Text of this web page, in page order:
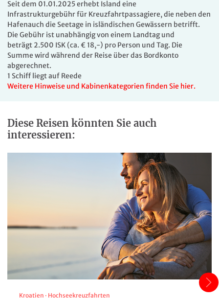
Island
© Martin M303 - stock.adobe.com
KABINEN ZUM WOHLFÜHLEN
An Bord der VASCO DA GAMA finden Sie genau die
passende Kabine für Ihre Kreuzfahrt. Egal auf welchem
Deck und in welcher Kategorie - Sie werden sich rundum
wohlfühlen. Alle Kabinen sind mit Kleiderschrank, Dusche
oder Badewanne, WC, individuell regulierbarer
Klimaanlage/Heizung, einem Safe und Sat.-TV
ausgestattet. Die Betten können auf Wunsch getrennt
AUF EINEN BLICK
WLAN: gegen Gebühr
Seit dem 01.01.2025 erhebt Island eine
Infrastrukturgebühr für Kreuzfahrtpassagiere, die neben den
Hafenauch die Seetage in isländischen Gewässern betrifft.
Die Gebühr ist unabhängig von einem Landtag und
beträgt 2.500 ISK (ca. € 18,-) pro Person und Tag. Die
Summe wird während der Reise über das Bordkonto
abgerechnet.
1 Schiff liegt auf Reede
Weitere Hinweise und Kabinenkategorien finden Sie hier.
Diese Reisen könnten Sie auch
interessieren:
Kroatien · Hochseekreuzfahrten